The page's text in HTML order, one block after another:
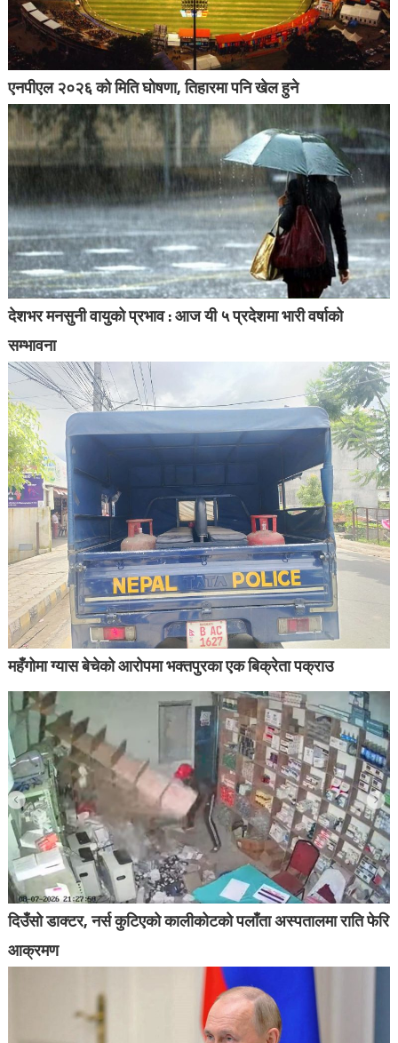
एनपीएल २०२६ को मिति घोषणा, तिहारमा पनि खेल हुने
देशभर मनसुनी वायुको प्रभाव : आज यी ५ प्रदेशमा भारी वर्षाको
सम्भावना
महँगोमा ग्यास बेचेको आरोपमा भक्तपुरका एक बिक्रेता पक्राउ
दिउँसो डाक्टर, नर्स कुटिएको कालीकोटको पलाँता अस्पतालमा राति फेरि
आक्रमण